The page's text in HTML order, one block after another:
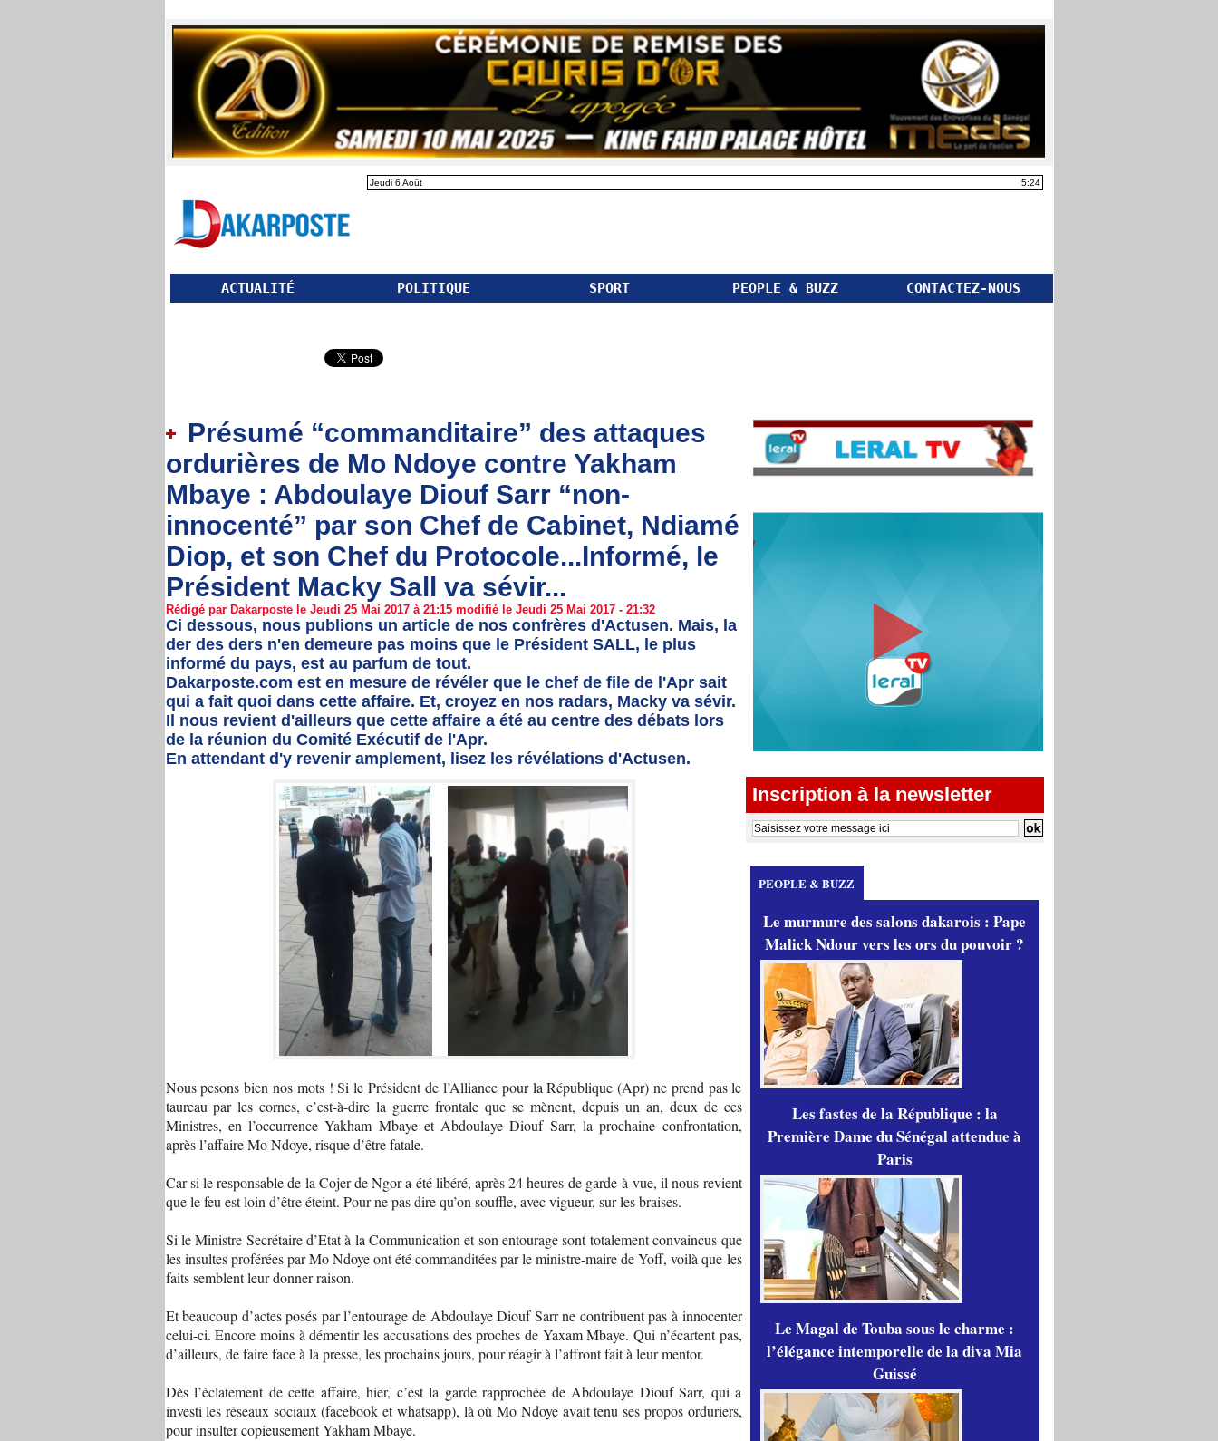
Jeudi 6 Août 5:24
ACTUALITÉ POLITIQUE SPORT PEOPLE & BUZZ CONTACTEZ-NOUS
Présumé “commanditaire” des attaques
ordurières de Mo Ndoye contre Yakham
Mbaye : Abdoulaye Diouf Sarr “non-
innocenté” par son Chef de Cabinet, Ndiamé
Diop, et son Chef du Protocole...Informé, le
Président Macky Sall va sévir...
Rédigé par Dakarposte le Jeudi 25 Mai 2017 à 21:15 modifié le Jeudi 25 Mai 2017 - 21:32
Ci dessous, nous publions un article de nos confrères d'Actusen. Mais, la
der des ders n'en demeure pas moins que le Président SALL, le plus
informé du pays, est au parfum de tout.
Dakarposte.com est en mesure de révéler que le chef de file de l'Apr sait
qui a fait quoi dans cette affaire. Et, croyez en nos radars, Macky va sévir.
Il nous revient d'ailleurs que cette affaire a été au centre des débats lors
de la réunion du Comité Exécutif de l'Apr.
En attendant d'y revenir amplement, lisez les révélations d'Actusen.
Nous pesons bien nos mots ! Si le Président de l’Alliance pour la République (Apr) ne prend pas le
taureau par les cornes, c’est-à-dire la guerre frontale que se mènent, depuis un an, deux de ces
Ministres, en l’occurrence Yakham Mbaye et Abdoulaye Diouf Sarr, la prochaine confrontation,
après l’affaire Mo Ndoye, risque d’être fatale.
Car si le responsable de la Cojer de Ngor a été libéré, après 24 heures de garde-à-vue, il nous revient
que le feu est loin d’être éteint. Pour ne pas dire qu’on souffle, avec vigueur, sur les braises.
Si le Ministre Secrétaire d’Etat à la Communication et son entourage sont totalement convaincus que
les insultes proférées par Mo Ndoye ont été commanditées par le ministre-maire de Yoff, voilà que les
faits semblent leur donner raison.
Et beaucoup d’actes posés par l’entourage de Abdoulaye Diouf Sarr ne contribuent pas à innocenter
celui-ci. Encore moins à démentir les accusations des proches de Yaxam Mbaye. Qui n’écartent pas,
d’ailleurs, de faire face à la presse, les prochains jours, pour réagir à l’affront fait à leur mentor.
Dès l’éclatement de cette affaire, hier, c’est la garde rapprochée de Abdoulaye Diouf Sarr, qui a
investi les réseaux sociaux (facebook et whatsapp), là où Mo Ndoye avait tenu ses propos orduriers,
pour insulter copieusement Yakham Mbaye.
Inscription à la newsletter
PEOPLE & BUZZ
Le murmure des salons dakarois : Pape
Malick Ndour vers les ors du pouvoir ?
Les fastes de la République : la
Première Dame du Sénégal attendue à
Paris
Le Magal de Touba sous le charme :
l’élégance intemporelle de la diva Mia
Guissé